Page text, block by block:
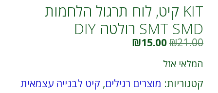
KIT קיט, לוח תרגול הלחמות
SMT SMD רולטה DIY
₪21.00 המחיר
היה:
₪15.00
המלאי אזל
קטגוריות: מוצרים רגילים, קיט לבנייה עצמאית